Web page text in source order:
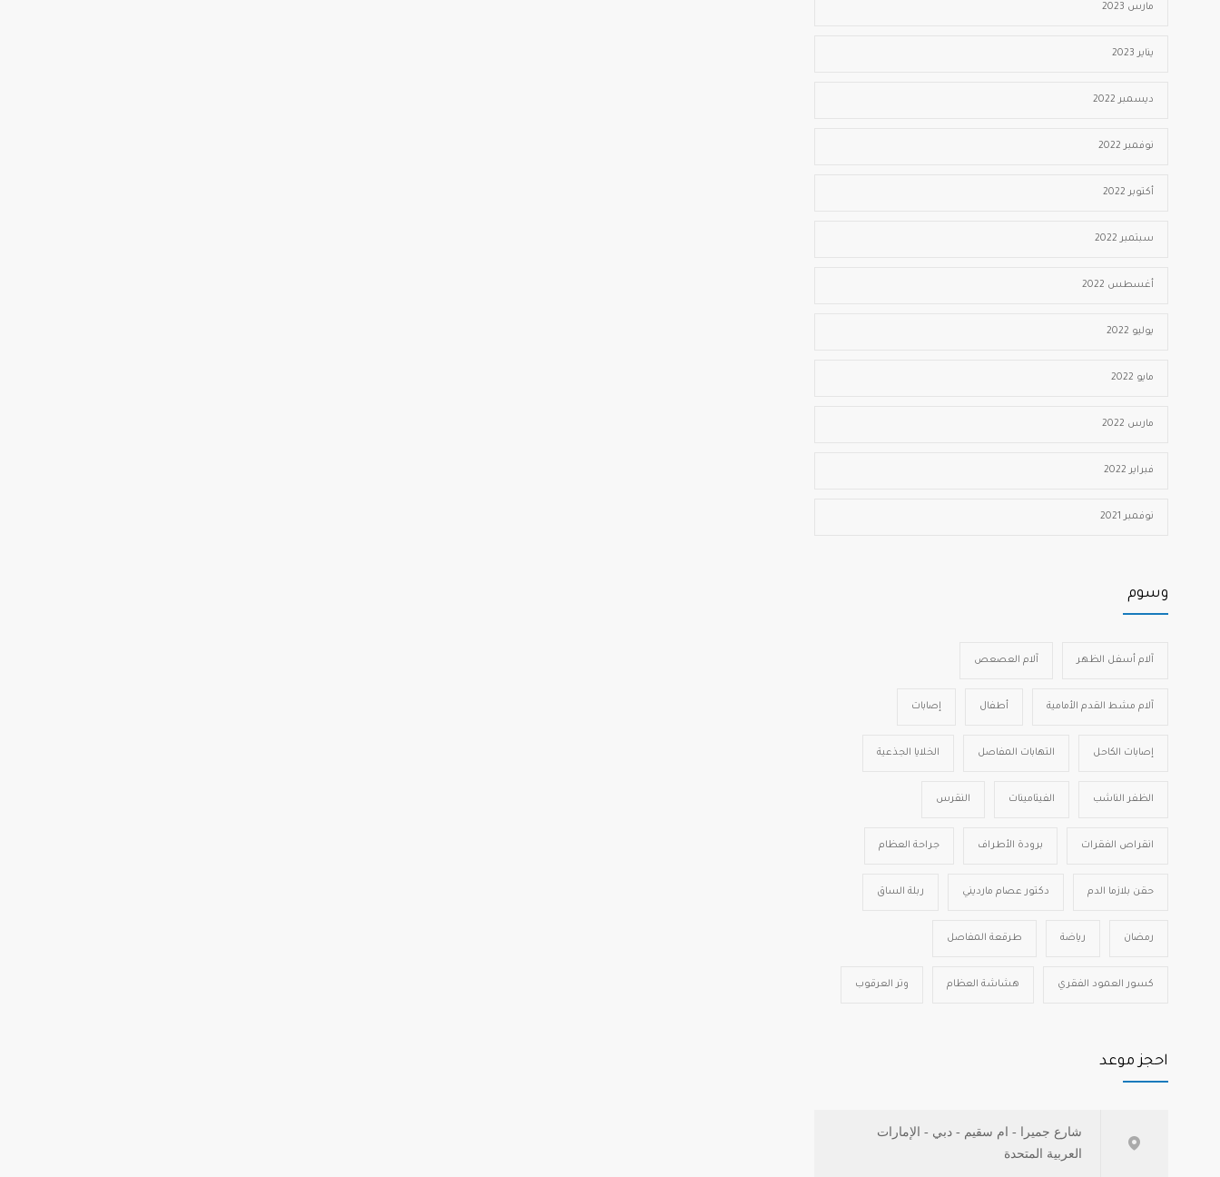
مارس 2023
يناير 2023
ديسمبر 2022
نوفمبر 2022
أكتوبر 2022
سبتمبر 2022
أغسطس 2022
يوليو 2022
مايو 2022
مارس 2022
فبراير 2022
نوفمبر 2021
وسوم
آلام أسفل الظهر آلام العصعص
آلام مشط القدم الأمامية أطفال إصابات
إصابات الكاحل التهابات المفاصل الخلايا الجذعية
الظفر الناشب الفيتامينات النقرس
انقراص الفقرات برودة الأطراف جراحة العظام
حقن بلازما الدم دكتور عصام مارديني ربلة الساق
رمضان رياضة طرقعة المفاصل
كسور العمود الفقري هشاشة العظام وتر العرقوب
احجز موعد
شارع جميرا - ام سقيم - دبي - الإمارات
العربية المتحدة